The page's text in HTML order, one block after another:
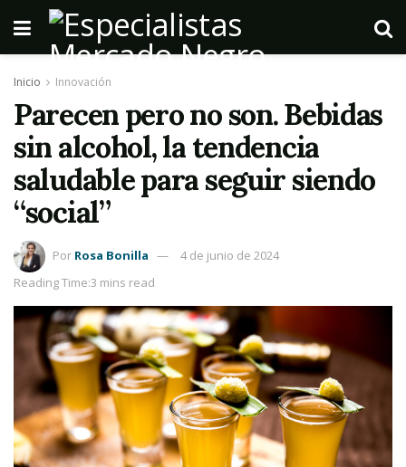
Inicio Innovación
Parecen pero no son. Bebidas
sin alcohol, la tendencia
saludable para seguir siendo
“social”
Por Rosa Bonilla
4 de junio de 2024
Reading Time:3 mins read